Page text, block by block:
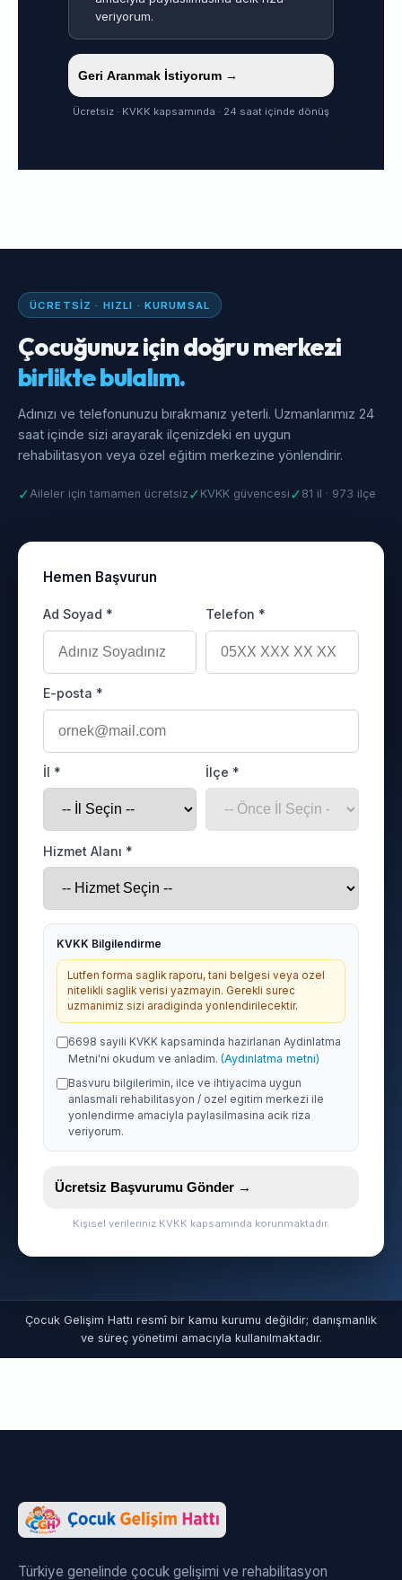
veriyorum.
Geri Aranmak İstiyorum →
Ücretsiz · KVKK kapsamında · 24 saat içinde dönüş
ÜCRETSIZ · HIZLI · KURUMSAL
Çocuğunuz için doğru merkezi
birlikte bulalım.
Adınızı ve telefonunuzu bırakmanız yeterli. Uzmanlarımız 24
saat içinde sizi arayarak ilçenizdeki en uygun
rehabilitasyon veya özel eğitim merkezine yönlendirir.
✓Aileler için tamamen ücretsiz ✓ KVKK güvencesi ✓ 81 il · 973 ilçe
Hemen Başvurun
Ad Soyad * Telefon *
E-posta *
İl * İlçe *
Hizmet Alanı *
KVKK Bilgilendirme
Lutfen forma saglik raporu, tani belgesi veya ozel
nitelikli saglik verisi yazmayin. Gerekli surec
uzmanimiz sizi aradiginda yonlendirilecektir.
6698 sayili KVKK kapsaminda hazirlanan Aydinlatma
Metni'ni okudum ve anladim. (Aydinlatma metni)
Basvuru bilgilerimin, ilce ve ihtiyacima uygun
anlasmali rehabilitasyon / ozel egitim merkezi ile
yonlendirme amaciyla paylasilmasina acik riza
veriyorum.
Ücretsiz Başvurumu Gönder →
Kişisel verileriniz KVKK kapsamında korunmaktadır.
Çocuk Gelişim Hattı resmî bir kamu kurumu değildir; danışmanlık
ve süreç yönetimi amacıyla kullanılmaktadır.
Türkiye genelinde çocuk gelişimi ve rehabilitasyon